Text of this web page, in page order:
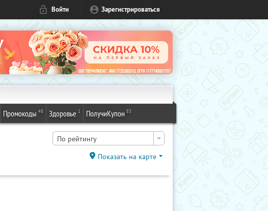
Войти Зарегистрироваться
Промокоды 48 Здоровье 1 ПолучиКупон 83
По рейтингу
Показать на карте